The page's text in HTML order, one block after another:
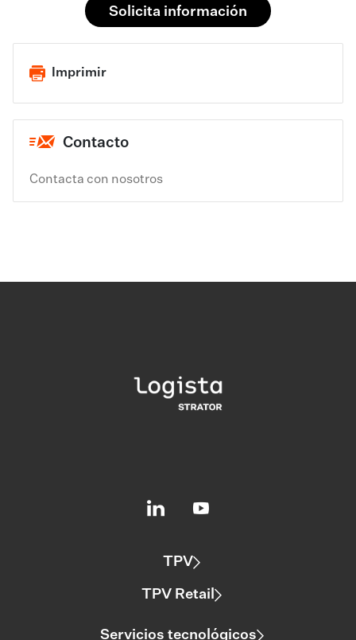
Solicita información
Imprimir
Contacto
Contacta con nosotros
TPV
TPV Retail
Servicios tecnológicos